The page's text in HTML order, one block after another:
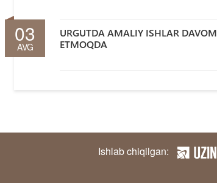
03
AVG
URGUTDA AMALIY ISHLAR DAVOM
ETMOQDA
Ishlab chiqilgan: